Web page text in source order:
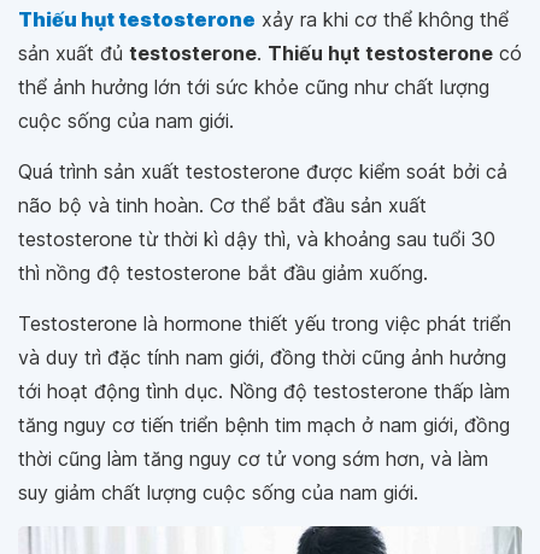
Thiếu hụt testosterone xảy ra khi cơ thể không thể
sản xuất đủ testosterone. Thiếu hụt testosterone có
thể ảnh hưởng lớn tới sức khỏe cũng như chất lượng
cuộc sống của nam giới.
Quá trình sản xuất testosterone được kiểm soát bởi cả
não bộ và tinh hoàn. Cơ thể bắt đầu sản xuất
testosterone từ thời kì dậy thì, và khoảng sau tuổi 30
thì nồng độ testosterone bắt đầu giảm xuống.
Testosterone là hormone thiết yếu trong việc phát triển
và duy trì đặc tính nam giới, đồng thời cũng ảnh hưởng
tới hoạt động tình dục. Nồng độ testosterone thấp làm
tăng nguy cơ tiến triển bệnh tim mạch ở nam giới, đồng
thời cũng làm tăng nguy cơ tử vong sớm hơn, và làm
suy giảm chất lượng cuộc sống của nam giới.